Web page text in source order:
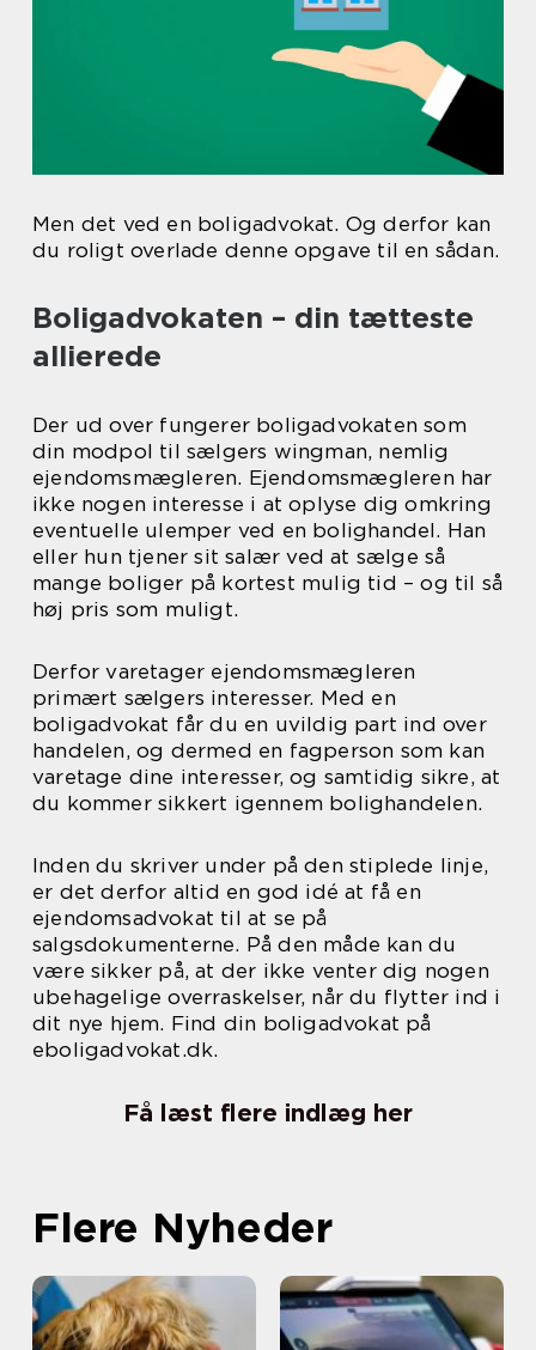
Men det ved en boligadvokat. Og derfor kan
du roligt overlade denne opgave til en sådan.
Boligadvokaten – din tætteste
allierede
Der ud over fungerer boligadvokaten som
din modpol til sælgers wingman, nemlig
ejendomsmægleren. Ejendomsmægleren har
ikke nogen interesse i at oplyse dig omkring
eventuelle ulemper ved en bolighandel. Han
eller hun tjener sit salær ved at sælge så
mange boliger på kortest mulig tid – og til så
høj pris som muligt.
Derfor varetager ejendomsmægleren
primært sælgers interesser. Med en
boligadvokat får du en uvildig part ind over
handelen, og dermed en fagperson som kan
varetage dine interesser, og samtidig sikre, at
du kommer sikkert igennem bolighandelen.
Inden du skriver under på den stiplede linje,
er det derfor altid en god idé at få en
ejendomsadvokat til at se på
salgsdokumenterne. På den måde kan du
være sikker på, at der ikke venter dig nogen
ubehagelige overraskelser, når du flytter ind i
dit nye hjem. Find din boligadvokat på
eboligadvokat.dk.
Få læst flere indlæg her
Flere Nyheder